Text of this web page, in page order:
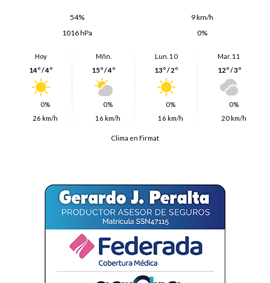
54%
9 km/h
1016 hPa
0%
Hoy
14º / 4º
0%
26 km/h
Mñn.
15º / 4º
0%
16 km/h
Lun. 10
13º / 2º
0%
16 km/h
Mar. 11
12º / 3º
0%
20 km/h
Clima en Firmat